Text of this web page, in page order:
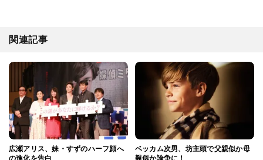
関連記事
広瀬アリス、妹・すずのハーフ顔へ
の進化を告白
ベッカム次男、坊主頭で父親似か母
親似か論争に！